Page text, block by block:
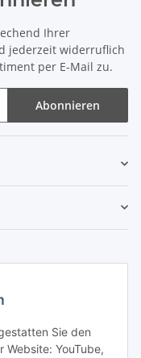
Ihrer
jederzeit widerruflich
per E-Mail zu.
Abonnieren
Sie den
Website: YouTube,